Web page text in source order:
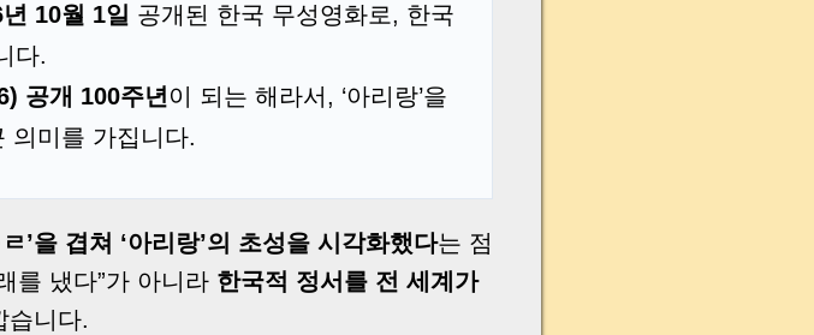
10월 1일 공개된 한국 무성영화로, 한국
다.
공개 100주년 이 되는 해라서, ‘아리랑’을
의미를 가집니다.
’을 겹쳐 ‘아리랑’의 초성을 시각화했다는 점
를 냈다”가 아니라 한국적 정서를 전 세계가
습니다.